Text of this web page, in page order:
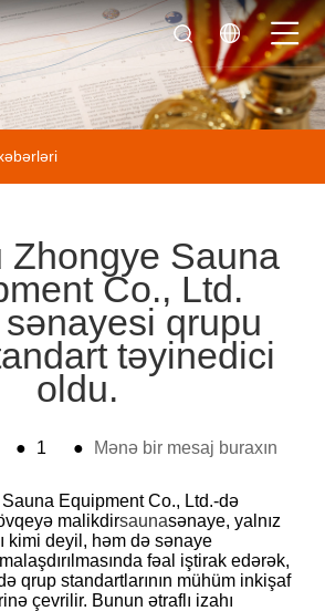
Zhongye Sauna
Co., Ltd.
qrupu
təyinedici
oldu.
● 1 ● Mənə bir mesaj buraxın
Equipment Co., Ltd.-də
malikdirsaunasənaye, yalnız
kimi deyil, həm də sənaye
fəal iştirak edərək,
qrup standartlarının mühüm inkişaf
çevrilir. Bunun ətraflı izahı